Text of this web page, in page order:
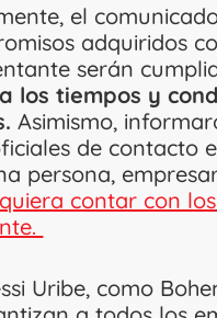
el
adquiridos
serán
los tiempos y
Asimismo,
de contacto
persona,
quiera contar con
Uribe, como